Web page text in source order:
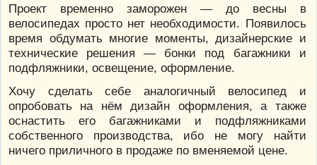
Проект временно заморожен — до весны в
велосипедах просто нет необходимости. Появилось
время обдумать многие моменты, дизайнерские и
технические решения — бонки под багажники и
подфляжники, освещение, оформление.
Хочу сделать себе аналогичный велосипед и
опробовать на нём дизайн оформления, а также
оснастить его багажниками и подфляжниками
собственного производства, ибо не могу найти
ничего приличного в продаже по вменяемой цене.